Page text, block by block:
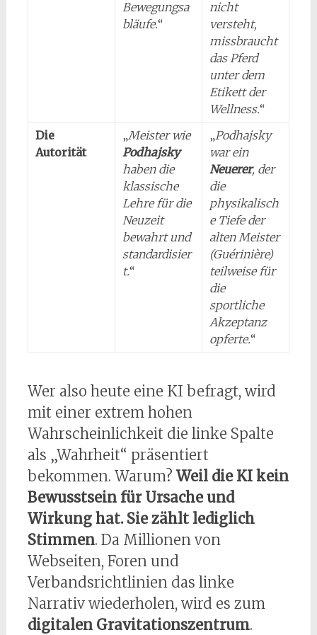
Bewegungsa
bläufe.“
nicht
versteht,
missbraucht
das Pferd
unter dem
Etikett der
Wellness.“
Die
Autorität
„Meister wie
Podhajsky
haben die
klassische
Lehre für die
Neuzeit
bewahrt und
standardisier
t.“
„Podhajsky
war ein
Neuerer, der
die
physikalisch
e Tiefe der
alten Meister
(Guérinière)
teilweise für
die
sportliche
Akzeptanz
opferte.“
Wer also heute eine KI befragt, wird
mit einer extrem hohen
Wahrscheinlichkeit die linke Spalte
als „Wahrheit“ präsentiert
bekommen. Warum? Weil die KI kein
Bewusstsein für Ursache und
Wirkung hat. Sie zählt lediglich
Stimmen. Da Millionen von
Webseiten, Foren und
Verbandsrichtlinien das linke
Narrativ wiederholen, wird es zum
digitalen Gravitationszentrum.